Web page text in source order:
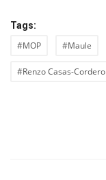
Tags:
#MOP #Maule
#Renzo Casas-Cordero